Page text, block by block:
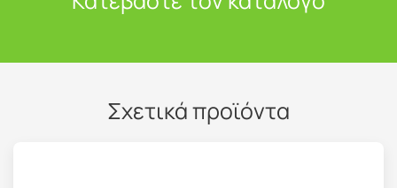
Σχετικά προϊόντα